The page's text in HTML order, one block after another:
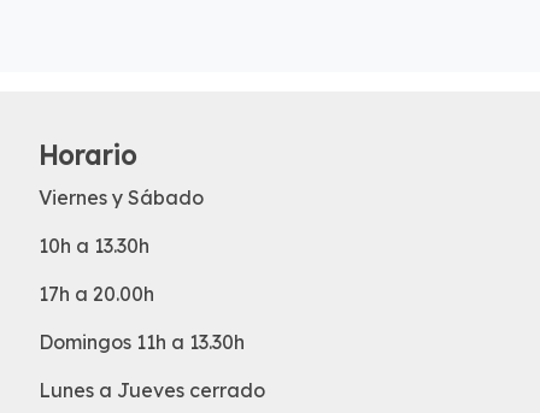
Horario
Viernes y Sábado
10h a 13.30h
17h a 20.00h
Domingos 11h a 13.30h
Lunes a Jueves cerrado